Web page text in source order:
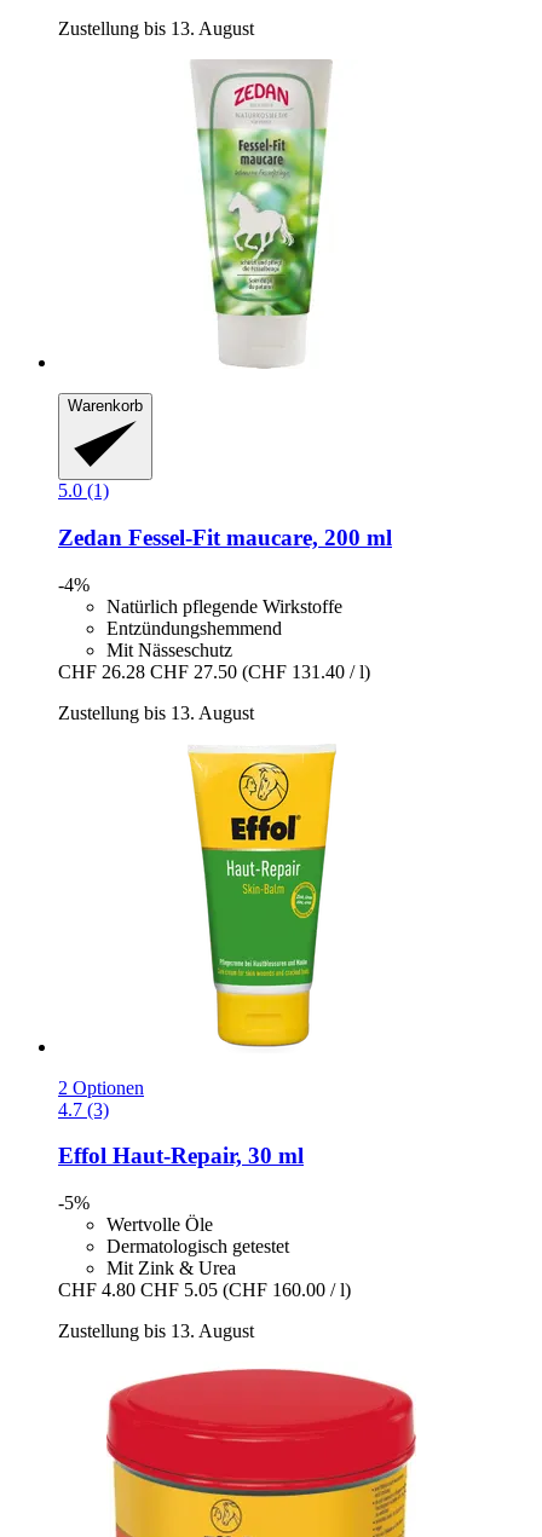
Zustellung bis 13. August
Warenkorb
5.0 (1)
Zedan Fessel-​Fit maucare, 200 ml
-4%
Natürlich pflegende Wirkstoffe
Entzündungshemmend
Mit Nässeschutz
CHF 26.28 CHF 27.50 (CHF 131.40 / l)
Zustellung bis 13. August
2 Optionen
4.7 (3)
Effol Haut-​Repair, 30 ml
-5%
Wertvolle Öle
Dermatologisch getestet
Mit Zink & Urea
CHF 4.80 CHF 5.05 (CHF 160.00 / l)
Zustellung bis 13. August